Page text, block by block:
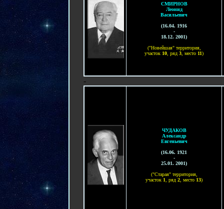
СМИРНОВ
Леонид
Васильевич
(16.04. 1916
-
18.12. 2001)
("Новейшая" территория,
участок 10, ряд 3, место 11)
-
ЧУДАКОВ
Александр
Евгеньевич
(16.06. 1921
-
25.01. 2001)
("Старая" территория,
участок 1, ряд 2, место 13)